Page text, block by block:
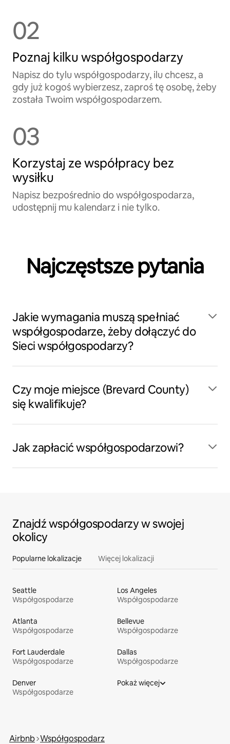
02
Poznaj kilku współgospodarzy
Napisz do tylu współgospodarzy, ilu chcesz, a
gdy już kogoś wybierzesz, zaproś tę osobę, żeby
została Twoim współgospodarzem.
03
Korzystaj ze współpracy bez
wysiłku
Napisz bezpośrednio do współgospodarza,
udostępnij mu kalendarz i nie tylko.
Najczęstsze pytania
Jakie wymagania muszą spełniać
współgospodarze, żeby dołączyć do
Sieci współgospodarzy?
Czy moje miejsce (Brevard County)
się kwalifikuje?
Jak zapłacić współgospodarzowi?
Znajdź współgospodarzy w swojej
okolicy
Popularne lokalizacje Więcej lokalizacji
Seattle
Współgospodarze
Los Angeles
Współgospodarze
Atlanta
Współgospodarze
Bellevue
Współgospodarze
Fort Lauderdale
Współgospodarze
Dallas
Współgospodarze
Denver
Współgospodarze
Pokaż więcej
Airbnb Współgospodarz